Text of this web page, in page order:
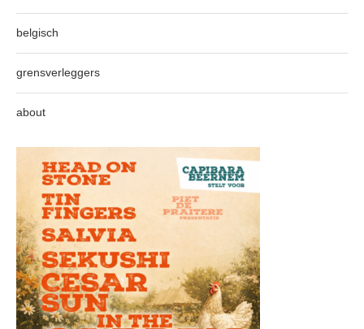
belgisch
grensverleggers
about